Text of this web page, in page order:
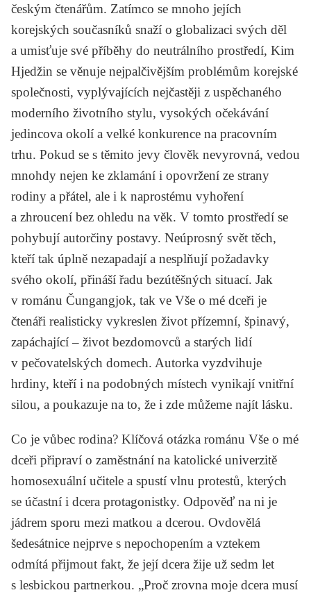
českým čtenářům. Zatímco se mnoho jejích
korejských současníků snaží o globalizaci svých děl
a umisťuje své příběhy do neutrálního prostředí, Kim
Hjedžin se věnuje nejpalčivějším problémům korejské
společnosti, vyplývajících nejčastěji z uspěchaného
moderního životního stylu, vysokých očekávání
jedincova okolí a velké konkurence na pracovním
trhu. Pokud se s těmito jevy člověk nevyrovná, vedou
mnohdy nejen ke zklamání i opovržení ze strany
rodiny a přátel, ale i k naprostému vyhoření
a zhroucení bez ohledu na věk. V tomto prostředí se
pohybují autorčiny postavy. Neúprosný svět těch,
kteří tak úplně nezapadají a nesplňují požadavky
svého okolí, přináší řadu bezútěšných situací. Jak
v románu Čungangjok, tak ve Vše o mé dceři je
čtenáři realisticky vykreslen život přízemní, špinavý,
zapáchající – život bezdomovců a starých lidí
v pečovatelských domech. Autorka vyzdvihuje
hrdiny, kteří i na podobných místech vynikají vnitřní
silou, a poukazuje na to, že i zde můžeme najít lásku.
Co je vůbec rodina? Klíčová otázka románu Vše o mé
dceři připraví o zaměstnání na katolické univerzitě
homosexuální učitele a spustí vlnu protestů, kterých
se účastní i dcera protagonistky. Odpověď na ni je
jádrem sporu mezi matkou a dcerou. Ovdovělá
šedesátnice nejprve s nepochopením a vztekem
odmítá přijmout fakt, že její dcera žije už sedm let
s lesbickou partnerkou. „Proč zrovna moje dcera musí